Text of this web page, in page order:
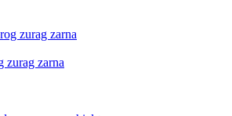
zurag zarna